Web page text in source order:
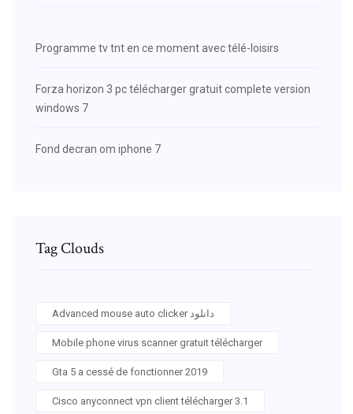
Programme tv tnt en ce moment avec télé-loisirs
Forza horizon 3 pc télécharger gratuit complete version
windows 7
Fond decran om iphone 7
Tag Clouds
Advanced mouse auto clicker دانلود
Mobile phone virus scanner gratuit télécharger
Gta 5 a cessé de fonctionner 2019
Cisco anyconnect vpn client télécharger 3.1